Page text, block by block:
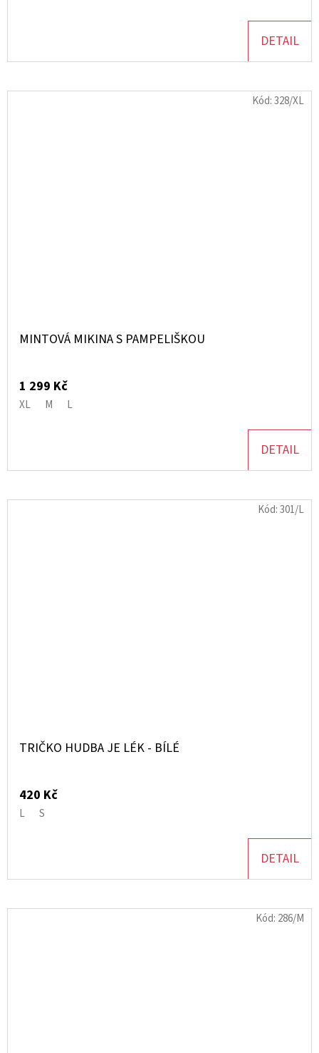
DETAIL
MINTOVÁ MIKINA S PAMPELIŠKOU
1 299 Kč
XL M L
DETAIL
Kód:328/XL
TRIČKO HUDBA JE LÉK - BÍLÉ
420 Kč
L S
DETAIL
Kód:301/L
Kód: 286/M